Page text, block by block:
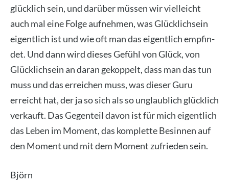
glück­lich sein, und dar­über müs­sen wir viel­leicht
auch mal eine Fol­ge auf­neh­men, was Glück­lich­sein
eigent­lich ist und wie oft man das eigent­lich emp­fin­
det. Und dann wird die­ses Gefühl von Glück, von
Glück­lich­sein an dar­an gekop­pelt, dass man das tun
muss und das errei­chen muss, was die­ser Guru
erreicht hat, der ja so sich als so unglaub­lich glück­lich
ver­kauft. Das Gegen­teil davon ist für mich eigent­lich
das Leben im Moment, das kom­plet­te Besin­nen auf
den Moment und mit dem Moment zufrie­den sein.
Björn